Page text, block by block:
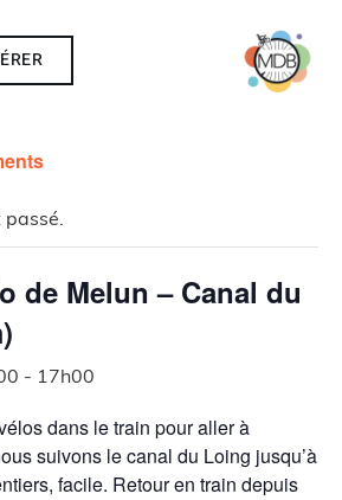
passé.
de Melun – Canal du
- 17h00
dans le train pour aller à
suivons le canal du Loing jusqu’à
facile. Retour en train depuis